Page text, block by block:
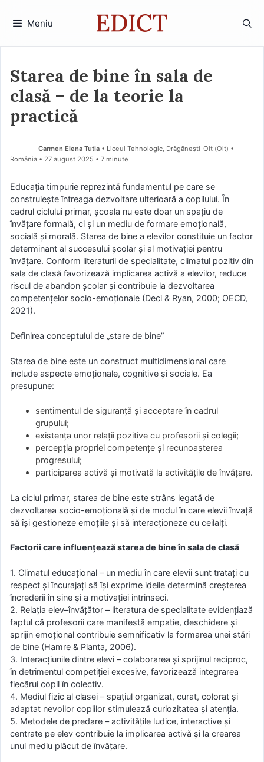
Meniu
Starea de bine în sala de
clasă – de la teorie la
practică
Carmen Elena Tutia • Liceul Tehnologic, Drăgănești-Olt (Olt) •
România
27 august 2025 • 7 minute
Educația timpurie reprezintă fundamentul pe care se
construiește întreaga dezvoltare ulterioară a copilului. În
cadrul ciclului primar, școala nu este doar un spațiu de
învățare formală, ci și un mediu de formare emoțională,
socială și morală. Starea de bine a elevilor constituie un factor
determinant al succesului școlar și al motivației pentru
învățare. Conform literaturii de specialitate, climatul pozitiv din
sala de clasă favorizează implicarea activă a elevilor, reduce
riscul de abandon școlar și contribuie la dezvoltarea
competențelor socio-emoționale (Deci & Ryan, 2000; OECD,
2021).
Definirea conceptului de „stare de bine”
Starea de bine este un construct multidimensional care
include aspecte emoționale, cognitive și sociale. Ea
presupune:
sentimentul de siguranță și acceptare în cadrul
grupului;
existența unor relații pozitive cu profesorii și colegii;
percepția propriei competențe și recunoașterea
progresului;
participarea activă și motivată la activitățile de învățare.
La ciclul primar, starea de bine este strâns legată de
dezvoltarea socio-emoțională și de modul în care elevii învață
să își gestioneze emoțiile și să interacționeze cu ceilalți.
Factorii care influențează starea de bine în sala de clasă
1. Climatul educațional – un mediu în care elevii sunt tratați cu
respect și încurajați să își exprime ideile determină creșterea
încrederii în sine și a motivației intrinseci.
2. Relația elev–învățător – literatura de specialitate evidențiază
faptul că profesorii care manifestă empatie, deschidere și
sprijin emoțional contribuie semnificativ la formarea unei stări
de bine (Hamre & Pianta, 2006).
3. Interacțiunile dintre elevi – colaborarea și sprijinul reciproc,
în detrimentul competiției excesive, favorizează integrarea
fiecărui copil în colectiv.
4. Mediul fizic al clasei – spațiul organizat, curat, colorat și
adaptat nevoilor copiilor stimulează curiozitatea și atenția.
5. Metodele de predare – activitățile ludice, interactive și
centrate pe elev contribuie la implicarea activă și la crearea
unui mediu plăcut de învățare.